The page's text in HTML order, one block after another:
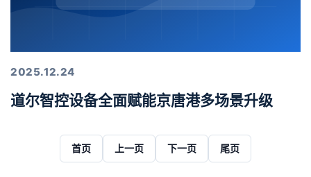
2025.12.24
道尔智控设备全面赋能京唐港多场景升级
首页 上一页 下一页 尾页